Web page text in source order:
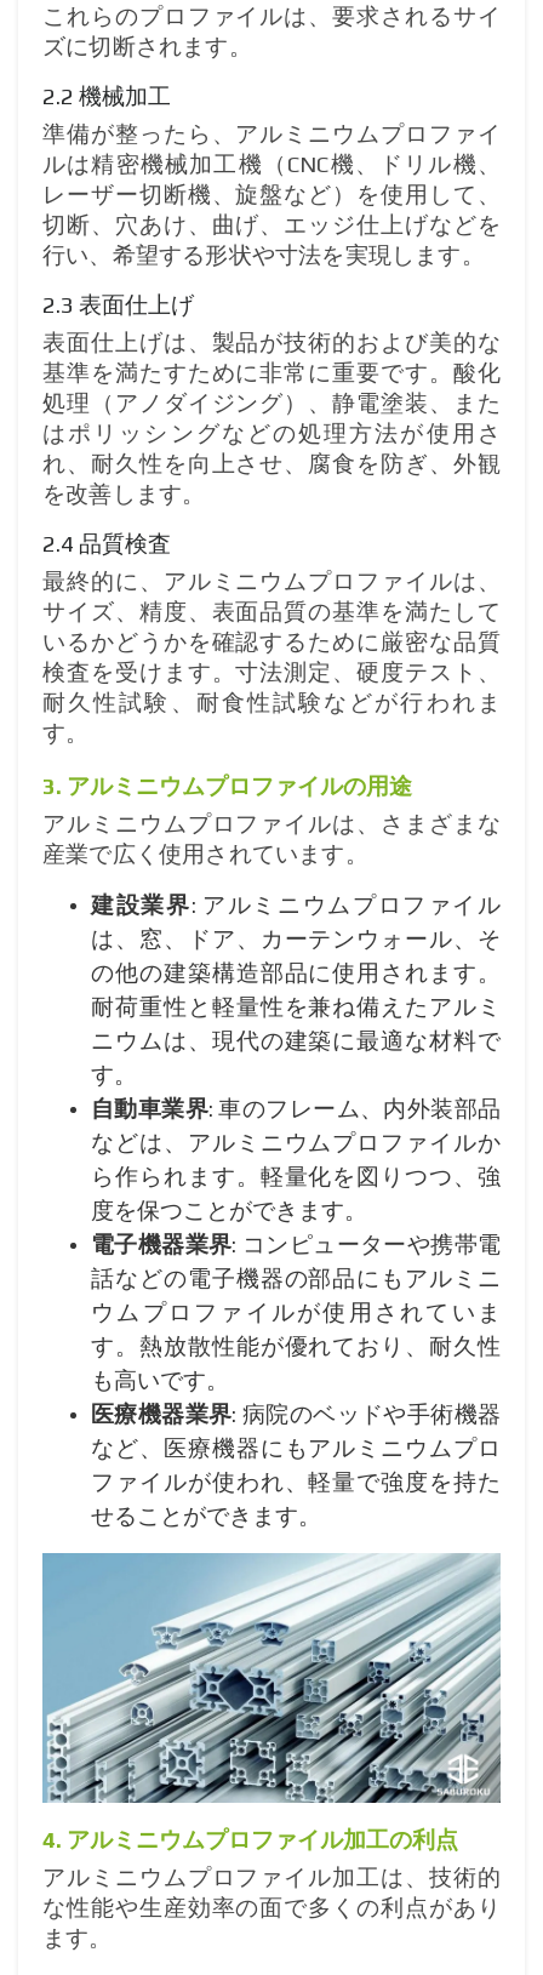
これらのプロファイルは、要求されるサイ
ズに切断されます。
2.2 機械加工
準備が整ったら、アルミニウムプロファイ
ルは精密機械加工機（CNC機、ドリル機、
レーザー切断機、旋盤など）を使用して、
切断、穴あけ、曲げ、エッジ仕上げなどを
行い、希望する形状や寸法を実現します。
2.3 表面仕上げ
表面仕上げは、製品が技術的および美的な
基準を満たすために非常に重要です。酸化
処理（アノダイジング）、静電塗装、また
はポリッシングなどの処理方法が使用さ
れ、耐久性を向上させ、腐食を防ぎ、外観
を改善します。
2.4 品質検査
最終的に、アルミニウムプロファイルは、
サイズ、精度、表面品質の基準を満たして
いるかどうかを確認するために厳密な品質
検査を受けます。寸法測定、硬度テスト、
耐久性試験、耐食性試験などが行われま
す。
3. アルミニウムプロファイルの用途
アルミニウムプロファイルは、さまざまな
産業で広く使用されています。
建設業界: アルミニウムプロファイル
は、窓、ドア、カーテンウォール、そ
の他の建築構造部品に使用されます。
耐荷重性と軽量性を兼ね備えたアルミ
ニウムは、現代の建築に最適な材料で
す。
自動車業界: 車のフレーム、内外装部品
などは、アルミニウムプロファイルか
ら作られます。軽量化を図りつつ、強
度を保つことができます。
電子機器業界: コンピューターや携帯電
話などの電子機器の部品にもアルミニ
ウムプロファイルが使用されていま
す。熱放散性能が優れており、耐久性
も高いです。
医療機器業界: 病院のベッドや手術機器
など、医療機器にもアルミニウムプロ
ファイルが使われ、軽量で強度を持た
せることができます。
4. アルミニウムプロファイル加工の利点
アルミニウムプロファイル加工は、技術的
な性能や生産効率の面で多くの利点があり
ます。